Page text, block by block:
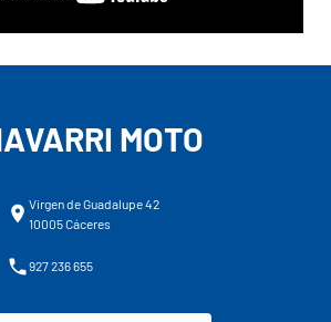
MOTO
Virgen de Guadalupe 42
10005 Cáceres
927 236 655